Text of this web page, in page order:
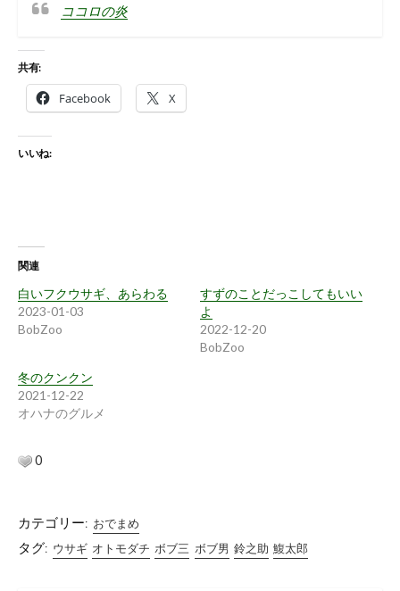
ココロの炎
共有:
Facebook X
いいね:
関連
白いフクウサギ、あらわる
2023-01-03
BobZoo
すずのことだっこしてもいい
よ
2022-12-20
BobZoo
冬のクンクン
2021-12-22
オハナのグルメ
0
カテゴリー: おでまめ
タグ: ウサギ オトモダチ ボブ三 ボブ男 鈴之助 鰒太郎